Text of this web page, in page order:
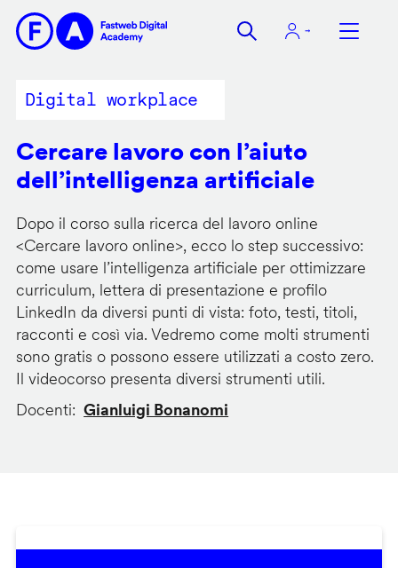
contenuto
Digital workplace
Cercare lavoro con l’aiuto
dell’intelligenza artificiale
Dopo il corso sulla ricerca del lavoro online
<Cercare lavoro online>, ecco lo step successivo:
come usare l’intelligenza artificiale per ottimizzare
curriculum, lettera di presentazione e profilo
LinkedIn da diversi punti di vista: foto, testi, titoli,
racconti e così via. Vedremo come molti strumenti
sono gratis o possono essere utilizzati a costo zero.
Il videocorso presenta diversi strumenti utili.
Docenti
Gianluigi Bonanomi